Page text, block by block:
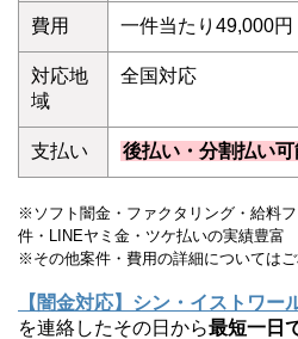
費用 一件当たり49,000円
対応地
域
全国対応
支払い 後払い・分割払い可
※ソフト闇金・ファクタリング・給料
件・LINEヤミ金・ツケ払いの実績豊富
※その他案件・費用の詳細についてはご
【闇金対応】シン・イストワー
を連絡したその日から最短一日